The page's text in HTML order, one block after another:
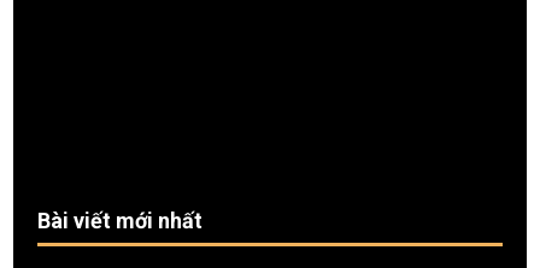
Bài viết mới nhất